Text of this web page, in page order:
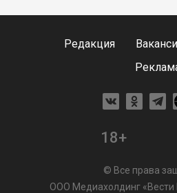
Редакция
18+
© Все права
ООО Медиахолдинг «Вести